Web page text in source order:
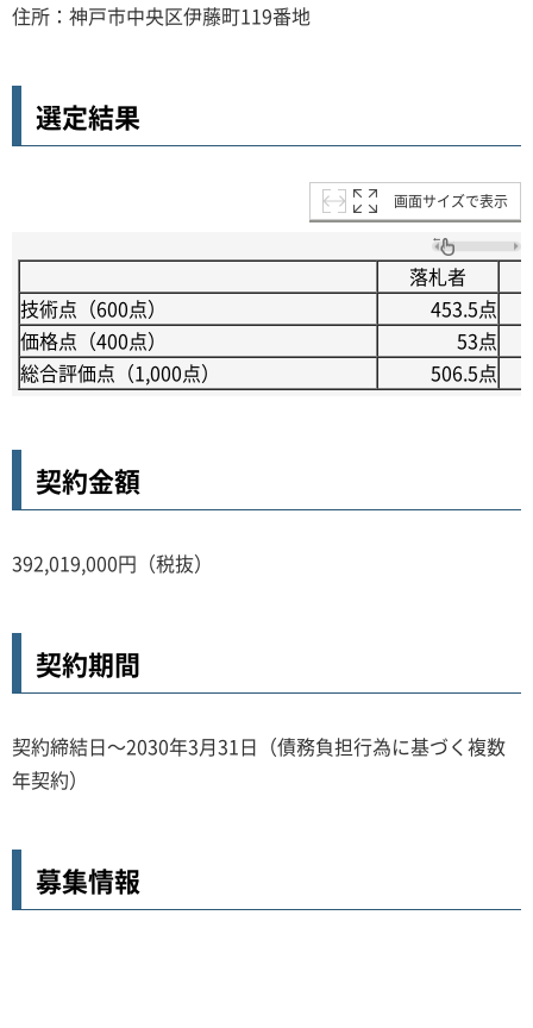
住所：神戸市中央区伊藤町119番地
選定結果
画面サイズで表示
落札者
技術点（600点）
453.5点
価格点（400点）
53点
総合評価点（1,000点）
506.5点
契約金額
392,019,000円（税抜）
契約期間
契約締結日～2030年3月31日（債務負担行為に基づく複数
年契約）
募集情報